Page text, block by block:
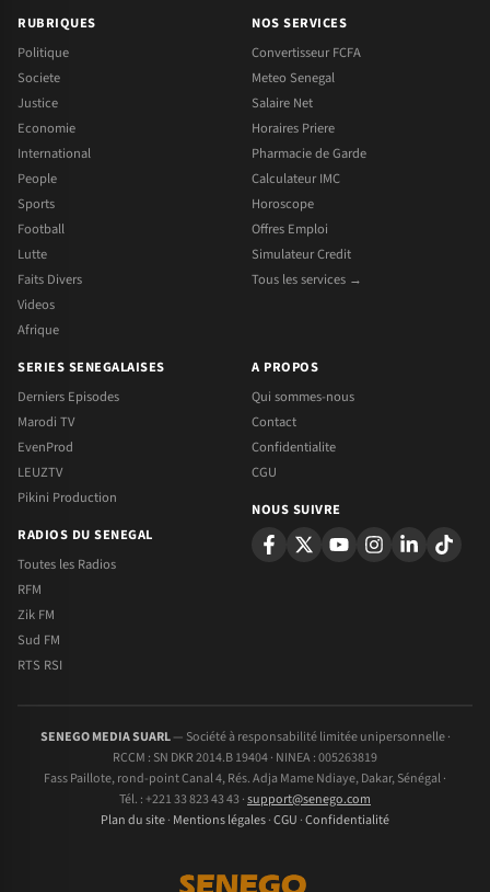
RUBRIQUES
Politique
Societe
Justice
Economie
International
People
Sports
Football
Lutte
Faits Divers
Videos
Afrique
NOS SERVICES
Convertisseur FCFA
Meteo Senegal
Salaire Net
Horaires Priere
Pharmacie de Garde
Calculateur IMC
Horoscope
Offres Emploi
Simulateur Credit
Tous les services →
SERIES SENEGALAISES
Derniers Episodes
Marodi TV
EvenProd
LEUZTV
Pikini Production
RADIOS DU SENEGAL
Toutes les Radios
RFM
Zik FM
Sud FM
RTS RSI
A PROPOS
Qui sommes-nous
Contact
Confidentialite
CGU
NOUS SUIVRE
SENEGO MEDIA SUARL— Société à responsabilité limitée unipersonnelle ·
RCCM : SN DKR 2014.B 19404 · NINEA : 005263819
Fass Paillote, rond-point Canal 4, Rés. Adja Mame Ndiaye, Dakar, Sénégal ·
Tél. : +221 33 823 43 43 ·support@senego.com
Plan du site· Mentions légales·CGU ·Confidentialité